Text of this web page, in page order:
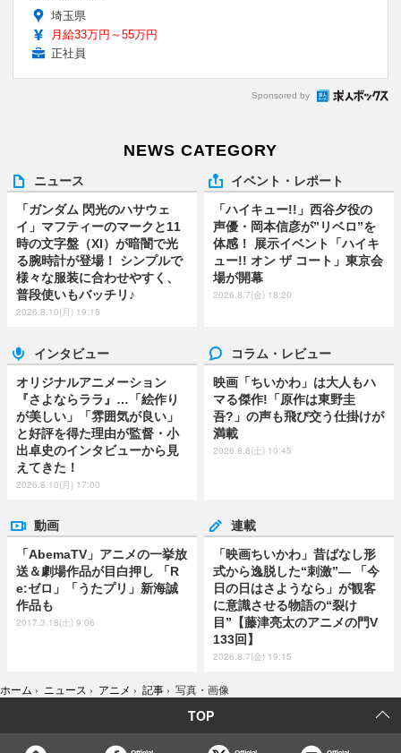
埼玉県
月給33万円～55万円
正社員
Sponsored by
NEWS CATEGORY
ニュース
「ガンダム 閃光のハサウェ
イ」マフティーのマークと11
時の文字盤（XI）が暗闇で光
る腕時計が登場！ シンプルで
様々な服装に合わせやすく、
普段使いもバッチリ♪
2026.8.10(月) 19:15
イベント・レポート
「ハイキュー!!」西谷夕役の
声優・岡本信彦が”リベロ”を
体感！ 展示イベント「ハイキ
ュー!! オン ザ コート」東京会
場が開幕
2026.8.7(金) 18:20
インタビュー
オリジナルアニメーション
『さよならララ』…「絵作り
が美しい」「雰囲気が良い」
と好評を得た理由が監督・小
出卓史のインタビューから見
えてきた！
2026.8.10(月) 17:00
コラム・レビュー
映画「ちいかわ」は大人もハ
マる傑作!「原作は東野圭
吾?」の声も飛び交う仕掛けが
満載
2026.8.8(土) 10:45
動画
「AbemaTV」アニメの一挙放
送＆劇場作品が目白押し 「R
e:ゼロ」「うたプリ」新海誠
作品も
2017.3.18(土) 9:06
連載
「映画ちいかわ」昔ばなし形
式から逸脱した“刺激”― 「今
日の日はさようなら」が観客
に意識させる物語の“裂け
目”【藤津亮太のアニメの門V
133回】
2026.8.7(金) 19:15
ホーム › ニュース › アニメ › 記事 › 写真・画像
TOP